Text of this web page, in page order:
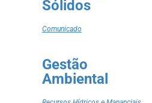
Sólidos
Comunicado
Gestão
Ambiental